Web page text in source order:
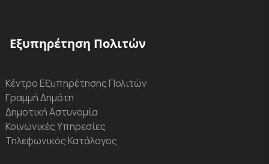
Εξυπηρέτηση Πολιτών
Κέντρο Εξυπηρέτησης Πολιτών
Γραμμή Δημότη
Δημοτική Αστυνομία
Κοινωνικές Υπηρεσίες
Τηλεφωνικός Κατάλογος